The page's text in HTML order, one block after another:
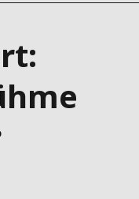
ASIA
AUSTRALIA AND